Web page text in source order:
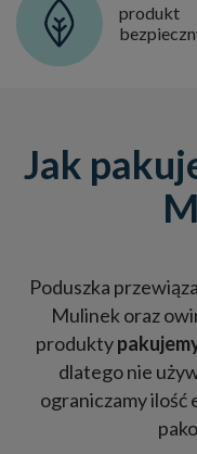
produkt
Jak
Poduszka
Mulinek oraz
produkty
dlatego nie
ograniczamy